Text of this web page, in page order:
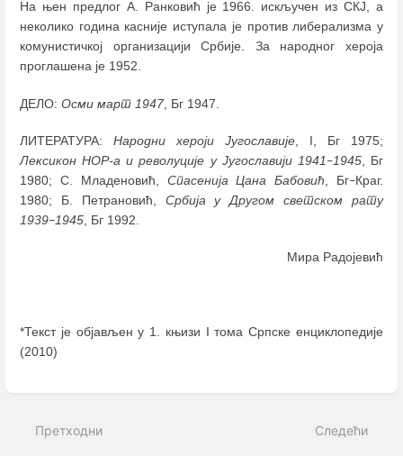
На њен предлог А. Ранковић је 1966. искључен из СКЈ, а
неколико година касније иступала је против либерализма у
комунистичкој организацији Србије. За народног хероја
проглашена је 1952.
ДЕЛО: Осми март 1947 , Бг 1947.
ЛИТЕРАТУРА: Народни хероји Југославије , I, Бг 1975;
Лексикон НОР-а и револуције у Југославији 1941 –1945, Бг
1980; С. Младеновић, Спасенија Цана Бабовић , Бг–Краг.
1980; Б. Петрановић, Србија у Другом светском рату
1939–1945 , Бг 1992.
Мира Радојевић
*Текст је објављен у 1. књизи I тома Српске енциклопедије
(2010)
mode
Претходни
Следећи